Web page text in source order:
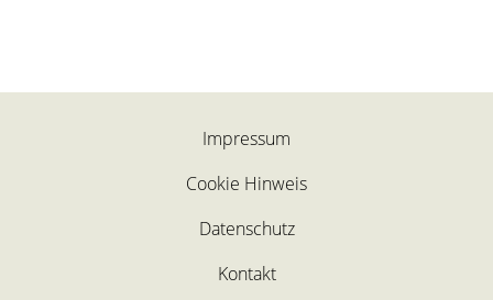
Impressum
Cookie Hinweis
Datenschutz
Kontakt